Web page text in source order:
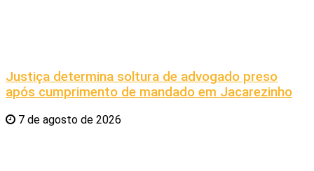
Justiça determina soltura de advogado preso
após cumprimento de mandado em Jacarezinho
7 de agosto de 2026